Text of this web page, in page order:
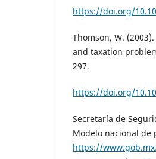
https://doi.org/
Thomson, W.
and taxation
297.
https://doi.org/
Secretaría de
Modelo nacional de
https://www.gob.mx/